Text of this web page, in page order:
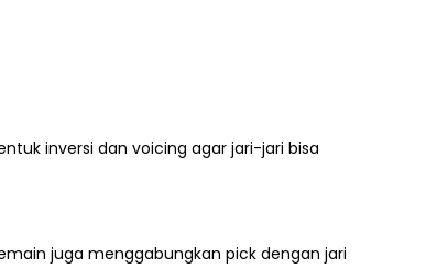
inversi dan voicing agar jari-jari bisa
juga menggabungkan pick dengan jari